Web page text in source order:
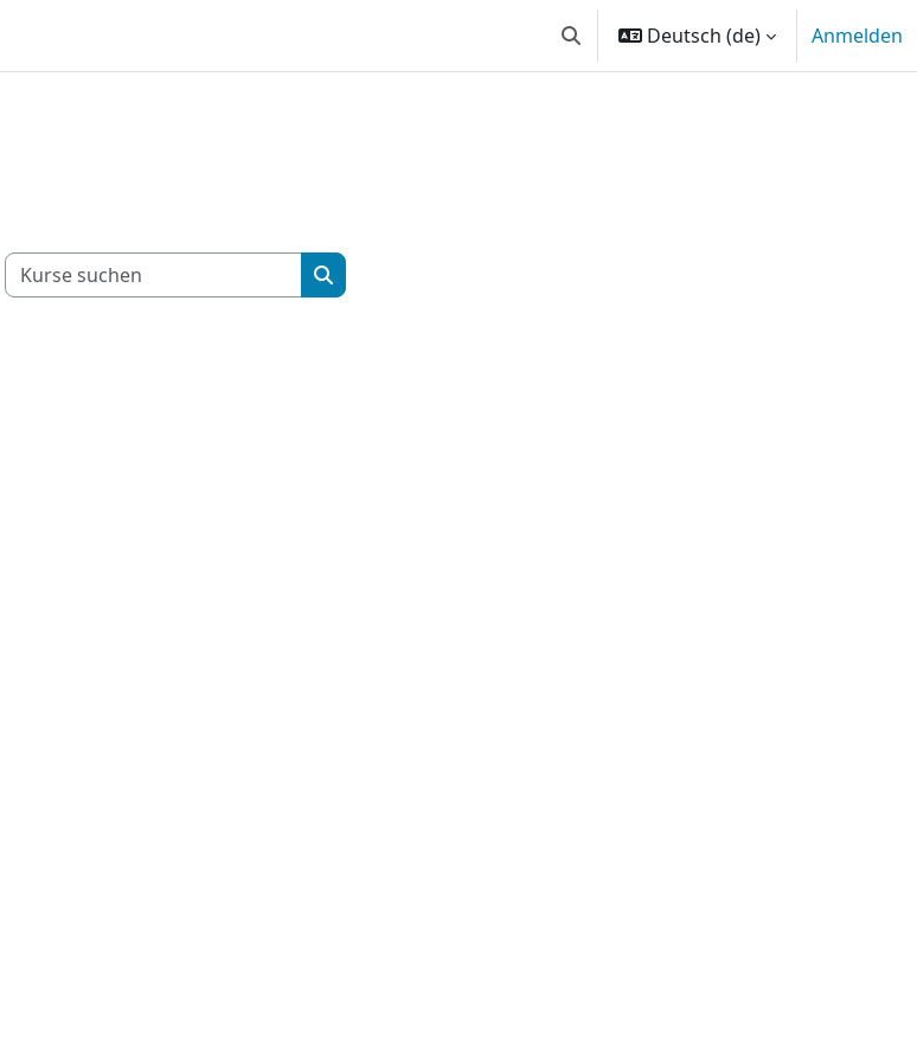
Sucheingabe umschalten
Deutsch ‎(de)‎ Anmelden
Kurse suchen
Kurse suchen